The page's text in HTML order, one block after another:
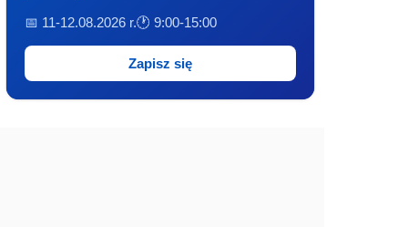
📅 11-12.08.2026 r.🕐 9:00-15:00
Zapisz się